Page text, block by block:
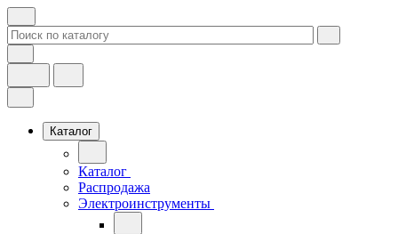
Каталог
Каталог
Распродажа
Электроинструменты